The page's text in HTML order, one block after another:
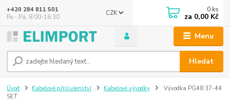
Menu
CZK
Hledat
+420 284 811 501
Po - Pá, 8:00-16:30
0 ks
za 0,00 Kč
Úvod Kabelové příslušenství Kabelové vývodky
Vývodka PG48 37-44
SET